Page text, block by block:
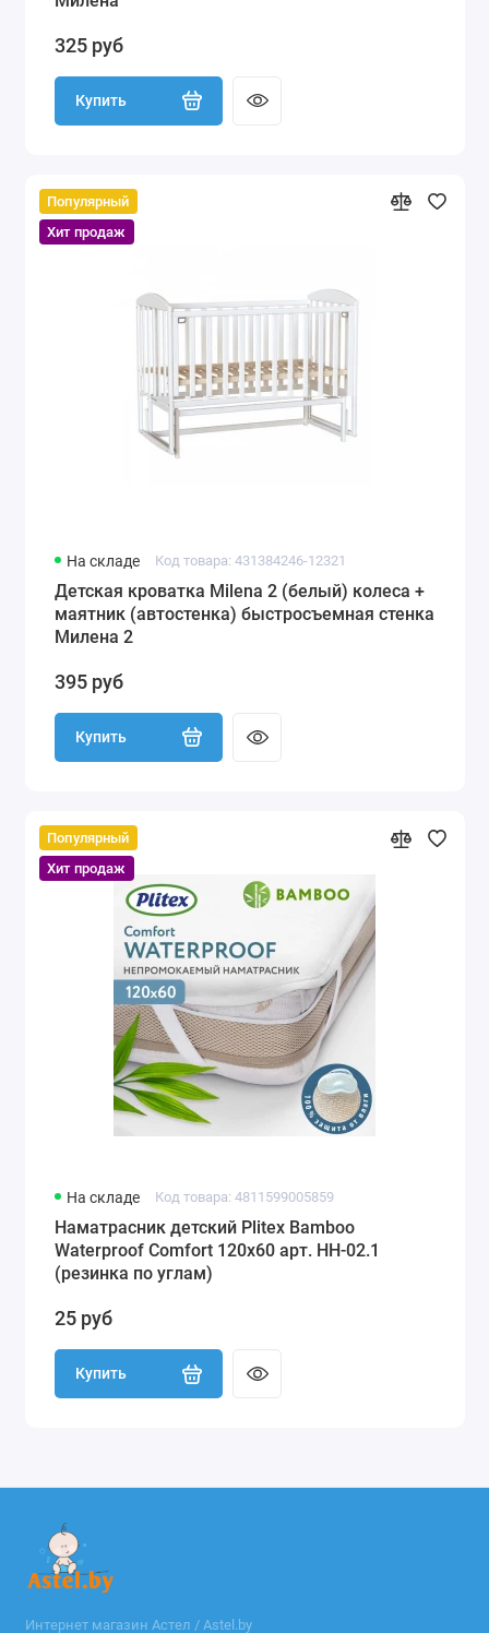
325 руб
Купить
Популярный
Хит продаж
На складе Код товара: 431384246-12321
Детская кроватка Milena 2 (белый) колеса +
маятник (автостенка) быстросъемная стенка
Милена 2
395 руб
Купить
Популярный
Хит продаж
На складе Код товара: 4811599005859
Наматрасник детский Plitex Bamboo
Waterproof Comfort 120х60 арт. НН-02.1
(резинка по углам)
25 руб
Купить
Интернет магазин Астел / Astel.by